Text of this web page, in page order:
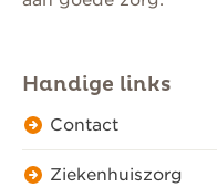
Handige links
Contact
Ziekenhuiszorg